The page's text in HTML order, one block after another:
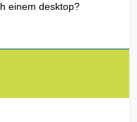
einem desktop?